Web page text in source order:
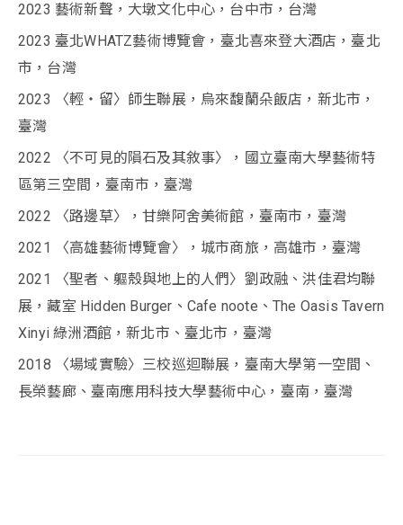
2023 藝術新聲，大墩文化中心，台中市，台灣
2023 臺北WHATZ藝術博覽會，臺北喜來登大酒店，臺北
市，台灣
2023 〈輕‧留〉師生聯展，烏來馥蘭朵飯店，新北市，
臺灣
2022 〈不可見的隕石及其敘事〉，國立臺南大學藝術特
區第三空間，臺南市，臺灣
2022 〈路邊草〉，甘樂阿舍美術館，臺南市，臺灣
2021 〈高雄藝術博覽會〉，城市商旅，高雄市，臺灣
2021 〈聖者、軀殼與地上的人們〉劉政融、洪佳君均聯
展，藏室 Hidden Burger、Cafe noote、The Oasis Tavern
Xinyi 綠洲酒館，新北市、臺北市，臺灣
2018 〈場域實驗〉三校巡迴聯展，臺南大學第一空間、
長榮藝廊、臺南應用科技大學藝術中心，臺南，臺灣